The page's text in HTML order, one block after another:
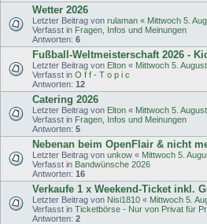
Wetter 2026
Letzter Beitrag von rulaman « Mittwoch 5.
Verfasst in Fragen, Infos und Meinungen
Antworten: 6
Fußball-Weltmeisterschaft 2026 -
Letzter Beitrag von Elton « Mittwoch 5.
Verfasst in O f f - T o p i c
Antworten: 12
Catering 2026
Letzter Beitrag von Elton « Mittwoch 5.
Verfasst in Fragen, Infos und Meinungen
Antworten: 5
Nebenan beim OpenFlair & nicht
Letzter Beitrag von unkow « Mittwoch 5.
Verfasst in Bandwünsche 2026
Antworten: 16
Verkaufe 1 x Weekend-Ticket inkl.
Letzter Beitrag von Nisi1810 « Mittwoch 5.
Verfasst in Ticketbörse - Nur von Privat für
Antworten: 2